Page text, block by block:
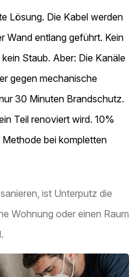
Lösung. Die Kabel werden
Wand entlang geführt. Kein
Staub. Aber: Die Kanäle
gegen mechanische
30 Minuten Brandschutz.
Teil renoviert wird. 10%
bei kompletten
ist Unterputz die
Wohnung oder einen Raum